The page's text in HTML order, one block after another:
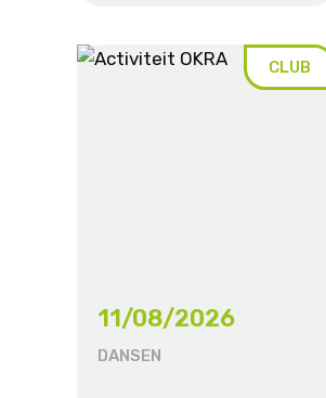
CLUB
11/08/2026
DANSEN